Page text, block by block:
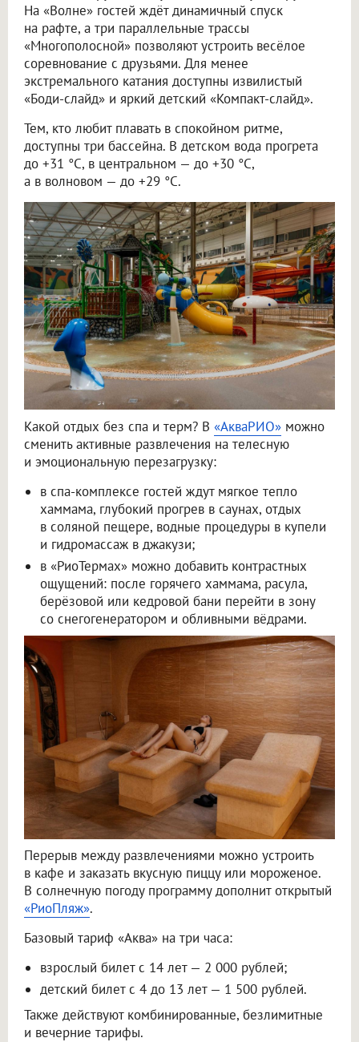
На «Волне» гостей ждёт динамичный спуск
на рафте, а три параллельные трассы
«Многополосной» позволяют устроить весёлое
соревнование с друзьями. Для менее
экстремального катания доступны извилистый
«Боди-слайд» и яркий детский «Компакт-слайд».
Тем, кто любит плавать в спокойном ритме,
доступны три бассейна. В детском вода прогрета
до +31 °C, в центральном — до +30 °C,
а в волновом — до +29 °C.
Какой отдых без спа и терм? В «АкваРИО» можно
сменить активные развлечения на телесную
и эмоциональную перезагрузку:
в спа-комплексе гостей ждут мягкое тепло
хаммама, глубокий прогрев в саунах, отдых
в соляной пещере, водные процедуры в купели
и гидромассаж в джакузи;
в «РиоТермах» можно добавить контрастных
ощущений: после горячего хаммама, расула,
берёзовой или кедровой бани перейти в зону
со снегогенератором и обливными вёдрами.
Перерыв между развлечениями можно устроить
в кафе и заказать вкусную пиццу или мороженое.
В солнечную погоду программу дополнит открытый
«РиоПляж».
Базовый тариф «Аква» на три часа:
взрослый билет с 14 лет — 2 000 рублей;
детский билет с 4 до 13 лет — 1 500 рублей.
Также действуют комбинированные, безлимитные
и вечерние тарифы.